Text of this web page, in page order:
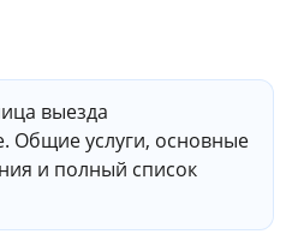
выезда
Общие услуги, основные
и полный список